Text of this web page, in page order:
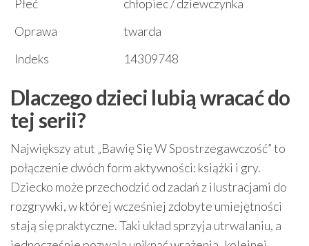
Płeć
chłopiec / dziewczynka
Oprawa
twarda
Indeks
14309748
Dlaczego dzieci lubią wracać do
tej serii?
Największy atut „Bawię Się W Spostrzegawczość” to
połączenie dwóch form aktywności: książki i gry.
Dziecko może przechodzić od zadań z ilustracjami do
rozgrywki, w której wcześniej zdobyte umiejętności
stają się praktyczne. Taki układ sprzyja utrwalaniu, a